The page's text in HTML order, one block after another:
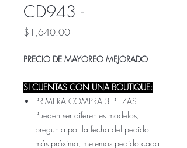
CD943 -
$1,640.00Precio
PRECIO DE MAYOREO MEJORADO
SI CUENTAS CON UNA BOUTIQUE:
PRIMERA COMPRA 3 PIEZAS
Pueden ser diferentes modelos,
pregunta por la fecha del pedido
más próximo, metemos pedido cada